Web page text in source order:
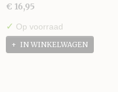
€ 16,95
✓ Op voorraad
IN WINKELWAGEN